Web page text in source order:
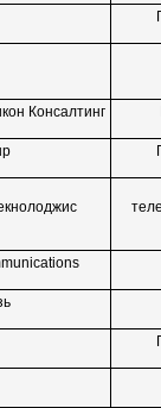
Консалтинг